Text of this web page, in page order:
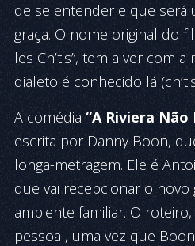
de se en­tender e que será
graça. O nome original do
les Ch’tis”, tem a ver com
dialeto é conhecido lá
A comédia “A Riviera Não
escrita por Danny Boon,
longa-metragem. Ele é
que vai recepcionar o
ambiente familiar. O
pessoal, uma vez que